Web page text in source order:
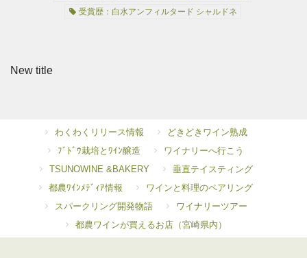
受賞歴：白水アンフィルタード シャルドネ
New title
わくわくリリース情報
どきどきワイン熟成
ﾌﾞﾄﾞｳ栽培とﾜｲﾝ醸造
ワイナリーへ行こう
TSUNOWINE &BAKERY
垂直テイスティング
都農ﾜｲﾝﾒﾃﾞｨｱ情報
ワインと料理のペアリング
スパークリング開発物語
ワイナリーツアー
都農ワインが買えるお店（宮崎県内）